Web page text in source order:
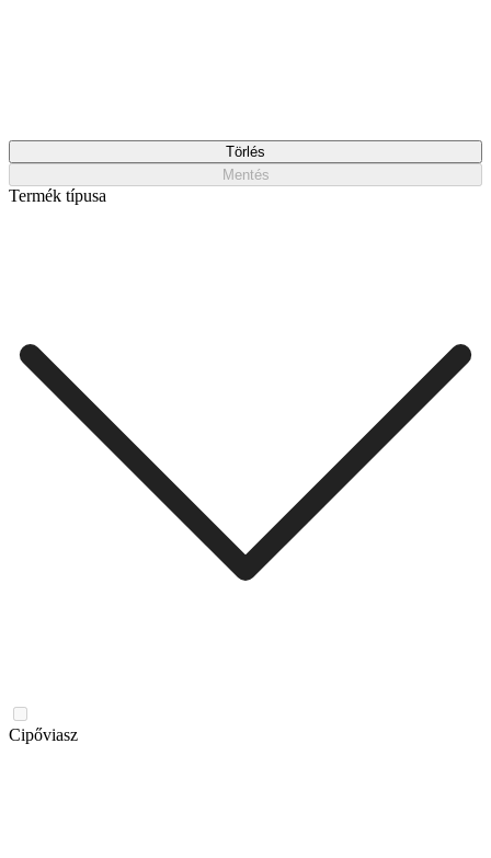
Törlés
Mentés
Termék típusa
Cipőviasz